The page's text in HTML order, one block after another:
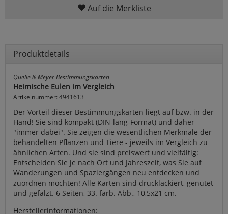
Auf die Merkliste
Produktdetails
Quelle & Meyer Bestimmungskarten
Heimische Eulen im Vergleich
Artikelnummer: 4941613
Der Vorteil dieser Bestimmungskarten liegt auf bzw. in der
Hand! Sie sind kompakt (DIN-lang-Format) und daher
"immer dabei". Sie zeigen die wesentlichen Merkmale der
behandelten Pflanzen und Tiere - jeweils im Vergleich zu
ähnlichen Arten. Und sie sind preiswert und vielfältig:
Entscheiden Sie je nach Ort und Jahreszeit, was Sie auf
Wanderungen und Spaziergängen neu entdecken und
zuordnen möchten! Alle Karten sind drucklackiert, genutet
und gefalzt. 6 Seiten, 33. farb. Abb., 10,5x21 cm.
Herstellerinformationen: